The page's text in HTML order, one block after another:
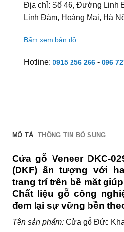
Địa chỉ: Số 46, Đường Linh
Linh Đàm, Hoàng Mai, Hà
Bấm xem bản đồ
Hotline: 0915 256 266- 096
MÔ TẢ THÔNG TIN BỔ SUNG
Cửa gỗ Veneer DKC-
(DKF) ấn tượng với
trang trí trên bề mặt
Chất liệu gỗ công
đem lại sự vững bền
Tên sản phẩm:Cửa gỗ Đức